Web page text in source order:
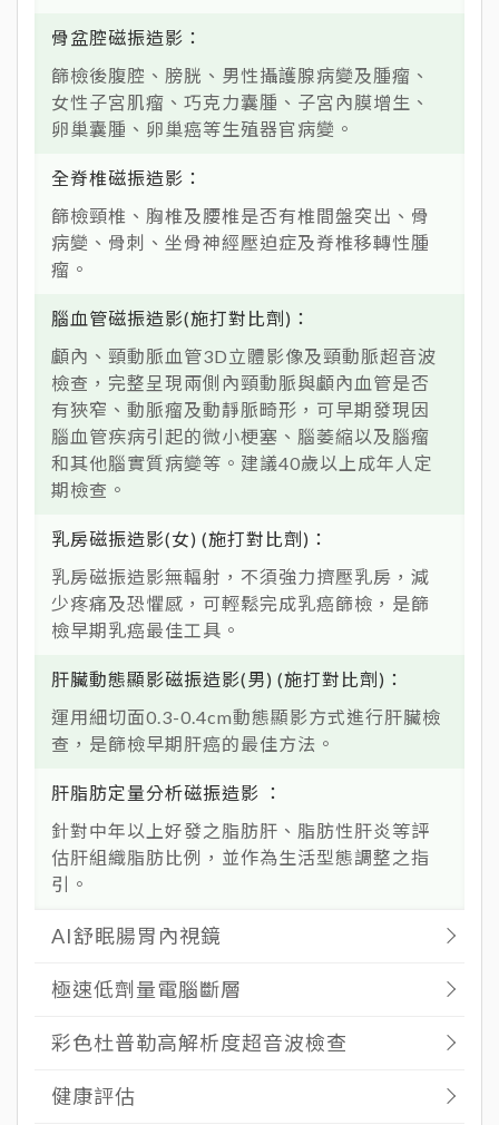
骨盆腔磁振造影
篩檢後腹腔、膀胱、男性攝護腺病變及腫瘤、
女性子宮肌瘤、巧克力囊腫、子宮內膜增生、
卵巢囊腫、卵巢癌等生殖器官病變。
全脊椎磁振造影
篩檢頸椎、胸椎及腰椎是否有椎間盤突出、骨
病變、骨刺、坐骨神經壓迫症及脊椎移轉性腫
瘤。
腦血管磁振造影(施打對比劑)
顱內、頸動脈血管3D立體影像及頸動脈超音波
檢查，完整呈現兩側內頸動脈與顱內血管是否
有狹窄、動脈瘤及動靜脈畸形，可早期發現因
腦血管疾病引起的微小梗塞、腦萎縮以及腦瘤
和其他腦實質病變等。建議40歲以上成年人定
期檢查。
乳房磁振造影(女) (施打對比劑)
乳房磁振造影無輻射，不須強力擠壓乳房，減
少疼痛及恐懼感，可輕鬆完成乳癌篩檢，是篩
檢早期乳癌最佳工具。
肝臟動態顯影磁振造影(男) (施打對比劑)
運用細切面0.3-0.4cm動態顯影方式進行肝臟檢
查，是篩檢早期肝癌的最佳方法。
肝脂肪定量分析磁振造影
針對中年以上好發之脂肪肝、脂肪性肝炎等評
估肝組織脂肪比例，並作為生活型態調整之指
引。
AI舒眠腸胃內視鏡
極速低劑量電腦斷層
彩色杜普勒高解析度超音波檢查
健康評估